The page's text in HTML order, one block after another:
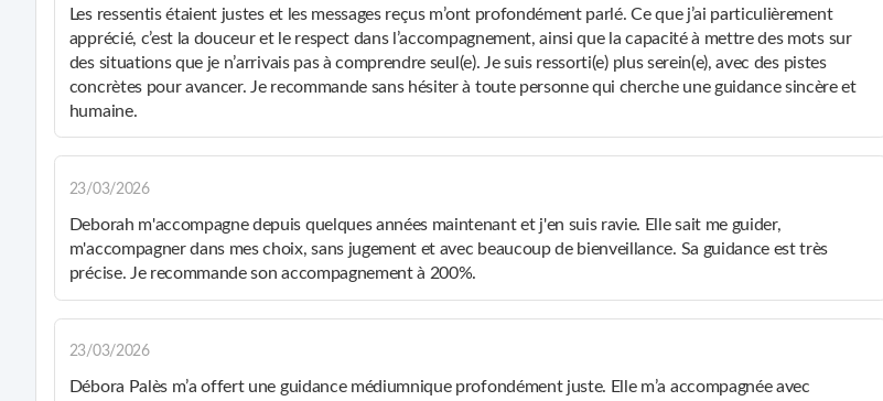
Les ressentis étaient justes et les messages reçus m’ont profondément parlé. Ce que j’ai particulièrement
apprécié, c’est la douceur et le respect dans l’accompagnement, ainsi que la capacité à mettre des mots sur
des situations que je n’arrivais pas à comprendre seul(e). Je suis ressorti(e) plus serein(e), avec des pistes
concrètes pour avancer. Je recommande sans hésiter à toute personne qui cherche une guidance sincère et
humaine.
23/03/2026
Deborah m'accompagne depuis quelques années maintenant et j'en suis ravie. Elle sait me guider,
m'accompagner dans mes choix, sans jugement et avec beaucoup de bienveillance. Sa guidance est très
précise. Je recommande son accompagnement à 200%.
23/03/2026
Débora Palès m’a offert une guidance médiumnique profondément juste. Elle m’a accompagnée avec